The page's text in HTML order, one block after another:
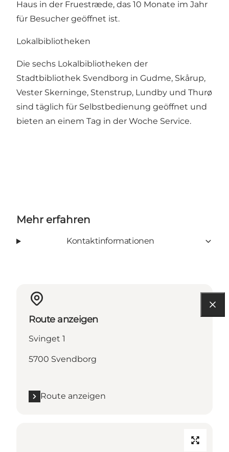
Haus in der Fruestræde, das 10 Monate im Jahr
für Besucher geöffnet ist.
Lokalbibliotheken
Die sechs Lokalbibliotheken der
Stadtbibliothek Svendborg in Gudme, Skårup,
Vester Skerninge, Stenstrup, Lundby und Thurø
sind täglich für Selbstbedienung geöffnet und
bieten an einem Tag in der Woche Service.
Mehr erfahren
Kontaktinformationen
Route anzeigen
Svinget 1
5700 Svendborg
Route anzeigen